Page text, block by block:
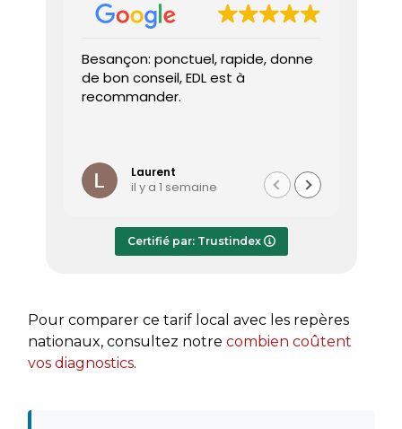
Besançon: ponctuel, rapide, donne
de bon conseil, EDL est à
recommander.
Laurent
il y a 1 semaine
Certifié par: Trustindex
Pour comparer ce tarif local avec les repères
nationaux, consultez notre combien coûtent
vos diagnostics.